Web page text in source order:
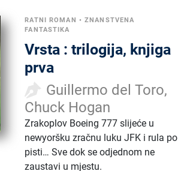
RATNI ROMAN •ZNANSTVENA
FANTASTIKA
Vrsta : trilogija, knjiga
prva
Guillermo del Toro,
Chuck Hogan
Zrakoplov Boeing 777 slijeće u
newyoršku zračnu luku JFK i rula po
pisti… Sve dok se odjednom ne
zaustavi u mjestu.